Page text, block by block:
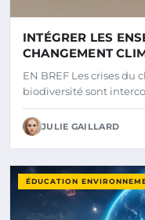
INTÉGRER LES
CHANGEMENT
PERTE DE
EN BREF Les crises
biodiversité sont
JULIE GAILLARD
ÉDUCATION